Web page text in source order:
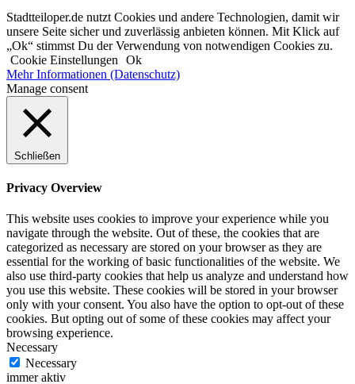
Stadtteiloper.de nutzt Cookies und andere Technologien, damit wir
unsere Seite sicher und zuverlässig anbieten können. Mit Klick auf
„Ok“ stimmst Du der Verwendung von notwendigen Cookies zu.
Cookie Einstellungen
Ok
Mehr Informationen (Datenschutz)
Manage consent
Schließen
Privacy Overview
This website uses cookies to improve your experience while you
navigate through the website. Out of these, the cookies that are
categorized as necessary are stored on your browser as they are
essential for the working of basic functionalities of the website. We
also use third-party cookies that help us analyze and understand how
you use this website. These cookies will be stored in your browser
only with your consent. You also have the option to opt-out of these
cookies. But opting out of some of these cookies may affect your
browsing experience.
Necessary
Necessary
immer aktiv